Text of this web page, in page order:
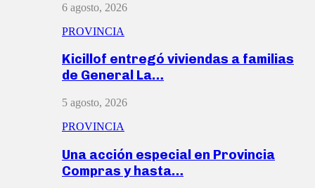
6 agosto, 2026
PROVINCIA
Kicillof entregó viviendas a familias
de General La…
5 agosto, 2026
PROVINCIA
Una acción especial en Provincia
Compras y hasta…